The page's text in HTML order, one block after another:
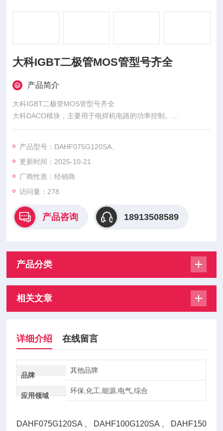
大科IGBT二极管MOS管型号齐全
产品简介
大科IGBT二极管MOS管型号齐全
大科DACO模块，主要用于电焊机电路的功率控制。
DAHF075G120SA、DAHF100G120SA、DAHF150G120SA、D
A、DAZF075G120XCA、DAZF100G120XCA、
产品型号：DAHF075G120SA、
更新时间：2025-10-21
厂商性质：经销商
访问量：278
产品咨询 18913508589
产品分类
相关文章
详细介绍 在线留言
品牌
其他品牌
应用领域
环保,化工,能源,电气,综合
DAHF075G120SA、DAHF100G120SA、DAHF150